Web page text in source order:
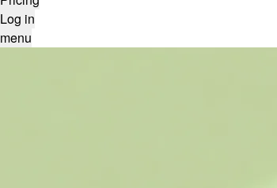
Log in
menu